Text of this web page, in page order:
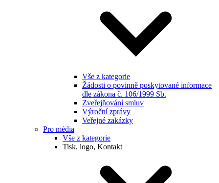
Vše z kategorie
Žádosti o povinně poskytované informace
dle zákona č. 106/1999 Sb.
Zveřejňování smluv
Výroční zprávy
Veřejné zakázky
Pro média
Vše z kategorie
Tisk, logo, Kontakt